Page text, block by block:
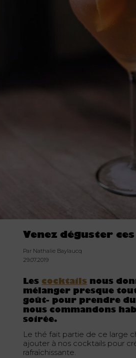
Venez déguster
Par Nathalie Baylaucq
29.07.2019
Les cocktails nous
mélanger presque
goût- pour prendre
nous commandons
soirée.
Le thé fait partie de ce large
ajouter à nos cocktails pour
rafraîchissante.